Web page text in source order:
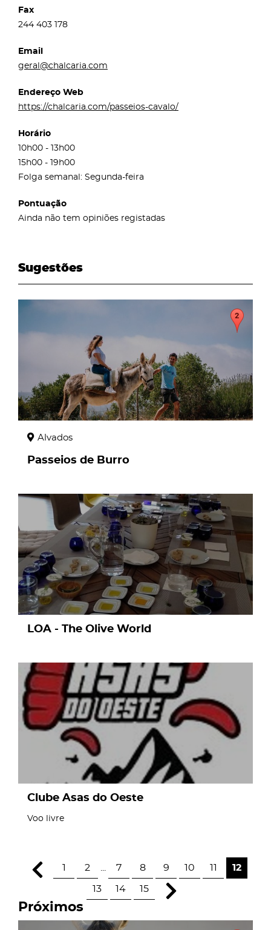
Fax
244 403 178
Email
geral@chalcaria.com
Endereço Web
https://chalcaria.com/passeios-cavalo/
Horário
10h00 - 13h00
15h00 - 19h00
Folga semanal: Segunda-feira
Pontuação
Ainda não tem opiniões registadas
Sugestões
Alvados
Passeios de Burro
page
LOA - The Olive World
page
Clube Asas do Oeste
Voo livre
1 2 7 8 9 10 11 12
13 14 15
Próximos